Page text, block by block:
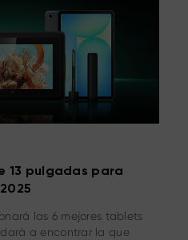
13 pulgadas para
las 6 mejores tablets
a encontrar la que